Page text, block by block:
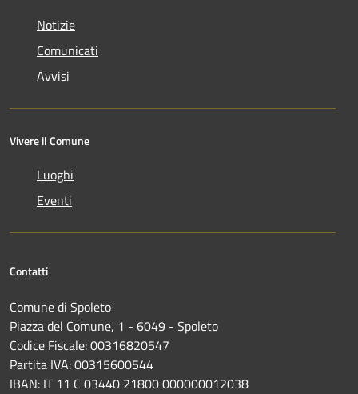
Notizie
Comunicati
Avvisi
Vivere il Comune
Luoghi
Eventi
Contatti
Comune di Spoleto
Piazza del Comune, 1 - 6049 - Spoleto
Codice Fiscale: 00316820547
Partita IVA: 00315600544
IBAN: IT 11 C 03440 21800 000000012038